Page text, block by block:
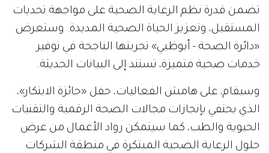
تضمن قدرة نظم الرعاية الصحية على مواجهة تحديات
المستقبل، وتعزيز الحياة الصحية المديدة. وستعرض
«دائرة الصحة - أبوظبي» تجربتها الناجحة في توفير
خدمات صحية متميزة، تستند إلى البيانات الحديثة.
وسيقام، على هامش الفعاليات، حفل «جائزة الابتكار»،
الذي يحتفي بإنجازات مجالات الصحة الرقمية والتقنيات
الحيوية والطب، كما سيتمكن رواد الأعمال من عرض
حلول الرعاية الصحية المبتكرة في منطقة الشركات